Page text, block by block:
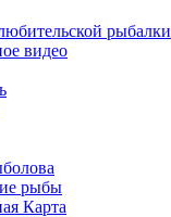
рыбалки
видео
рыбы
Карта